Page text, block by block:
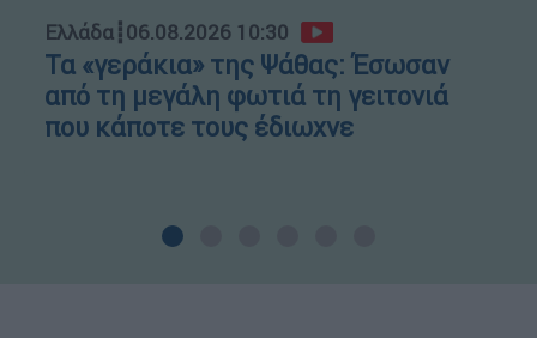
Ελλάδα┋06.08.2026 10:30
Τα «γεράκια» της Ψάθας: Έσωσαν
από τη μεγάλη φωτιά τη γειτονιά
που κάποτε τους έδιωχνε